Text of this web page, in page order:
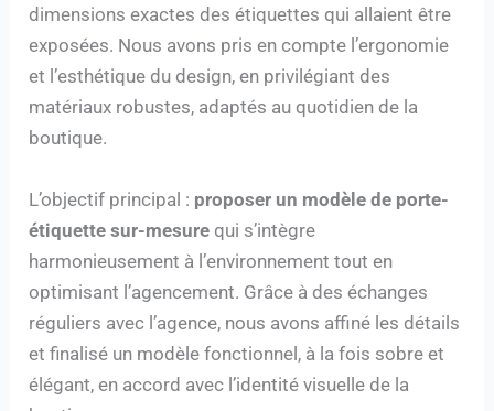
dimensions exactes des étiquettes qui allaient être
exposées. Nous avons pris en compte l’ergonomie
et l’esthétique du design, en privilégiant des
matériaux robustes, adaptés au quotidien de la
boutique.
L’objectif principal : proposer un modèle de porte-
étiquette sur-mesure qui s’intègre
harmonieusement à l’environnement tout en
optimisant l’agencement. Grâce à des échanges
réguliers avec l’agence, nous avons affiné les détails
et finalisé un modèle fonctionnel, à la fois sobre et
élégant, en accord avec l’identité visuelle de la